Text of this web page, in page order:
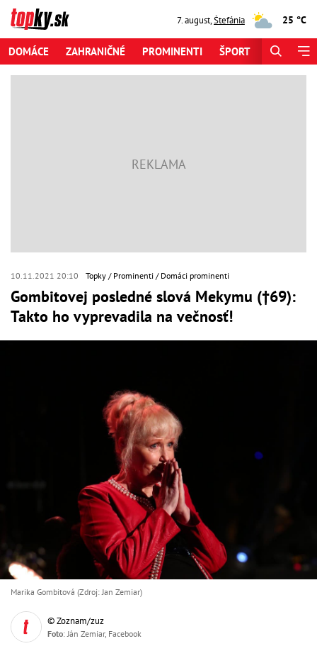
7. august,Štefánia 25 °C
DOMÁCE ZAHRANIČNÉ PROMINENTI ŠPORT
10.11.2021 20:10 Topky Prominenti Domáci prominenti
Gombitovej posledné slová Mekymu (†69):
Takto ho vyprevadila na večnosť!
Marika Gombitová (Zdroj: Jan Zemiar)
© Zoznam/zuz
Foto: Ján Zemiar, Facebook